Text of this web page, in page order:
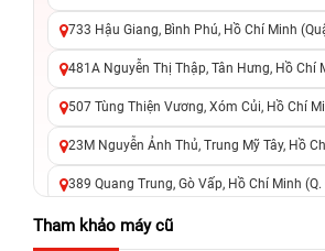
733 Hậu Giang, Bình Phú, Hồ Chí Minh
481A Nguyễn Thị Thập, Tân Hưng, Hồ Chí
507 Tùng Thiện Vương, Xóm Củi, Hồ Chí
23M Nguyễn Ảnh Thủ, Trung Mỹ Tây, Hồ
389 Quang Trung, Gò Vấp, Hồ Chí Minh
625 - 625A Âu Cơ, Tân Phú, Hồ Chí Minh
Tham khảo máy cũ